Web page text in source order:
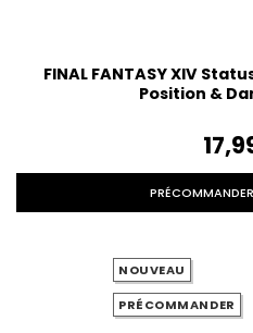
FINAL FANTASY XIV
Position &
NOUVEAU
PRÉCOMMANDER